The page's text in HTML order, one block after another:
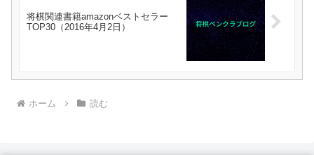
将棋関連書籍amazonベストセラー
TOP30（2016年4月2日）
ホーム 読む